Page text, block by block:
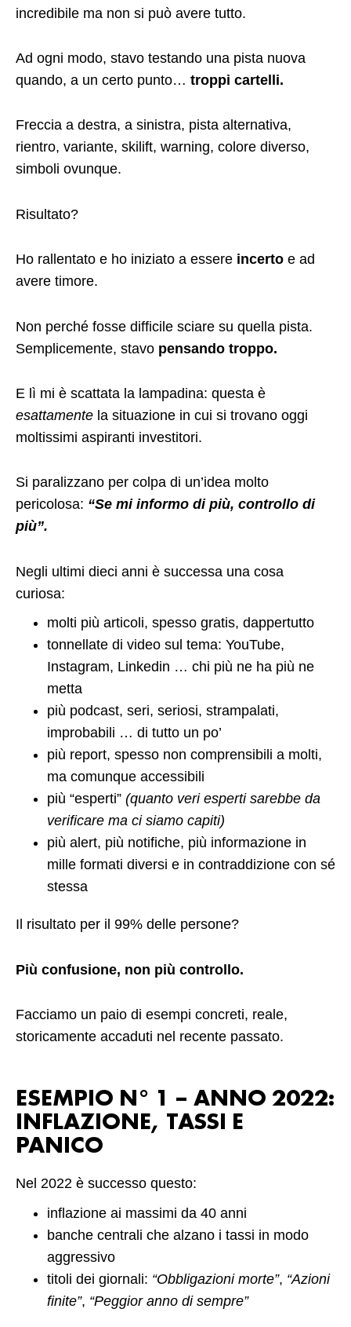
incredibile ma non si può avere tutto.
Ad ogni modo, stavo testando una pista nuova
quando, a un certo punto… troppi cartelli.
Freccia a destra, a sinistra, pista alternativa,
rientro, variante, skilift, warning, colore diverso,
simboli ovunque.
Risultato?
Ho rallentato e ho iniziato a essere incerto e ad
avere timore.
Non perché fosse difficile sciare su quella pista.
Semplicemente, stavo pensando troppo.
E lì mi è scattata la lampadina: questa è
esattamente la situazione in cui si trovano oggi
moltissimi aspiranti investitori.
Si paralizzano per colpa di un’idea molto
pericolosa: “Se mi informo di più, controllo di
più”.
Negli ultimi dieci anni è successa una cosa
curiosa:
molti più articoli, spesso gratis, dappertutto
tonnellate di video sul tema: YouTube,
Instagram, Linkedin … chi più ne ha più ne
metta
più podcast, seri, seriosi, strampalati,
improbabili … di tutto un po’
più report, spesso non comprensibili a molti,
ma comunque accessibili
più “esperti” (quanto veri esperti sarebbe da
verificare ma ci siamo capiti)
più alert, più notifiche, più informazione in
mille formati diversi e in contraddizione con sé
stessa
Il risultato per il 99% delle persone?
Più confusione, non più controllo.
Facciamo un paio di esempi concreti, reale,
storicamente accaduti nel recente passato.
ESEMPIO N° 1 – ANNO 2022:
INFLAZIONE, TASSI E
PANICO
Nel 2022 è successo questo:
inflazione ai massimi da 40 anni
banche centrali che alzano i tassi in modo
aggressivo
titoli dei giornali: “Obbligazioni morte”, “Azioni
finite”, “Peggior anno di sempre”